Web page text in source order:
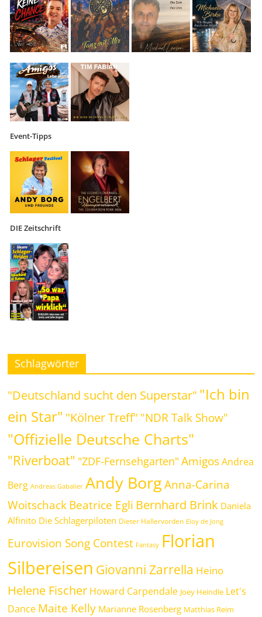
Event-Tipps
DIE Zeitschrift
Schlagwörter
"Deutschland sucht den Superstar" "Ich bin
ein Star" "Kölner Treff" "NDR Talk Show"
"Offizielle Deutsche Charts"
"Riverboat" "ZDF-Fernsehgarten" Amigos Andrea
Berg Andreas Gabalier Andy Borg Anna-Carina
WoitschackBeatrice Egli Bernhard Brink Daniela
Alfinito Die Schlagerpiloten Dieter Hallervorden Eloy de Jong
Eurovision Song Contest Fantasy Florian
Silbereisen Giovanni Zarrella Heino
Helene Fischer Howard Carpendale Joey Heindle Let's
Dance Maite Kelly Marianne Rosenberg Matthias Reim